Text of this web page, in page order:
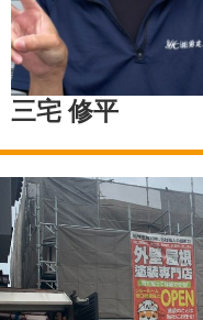
三宅 修平